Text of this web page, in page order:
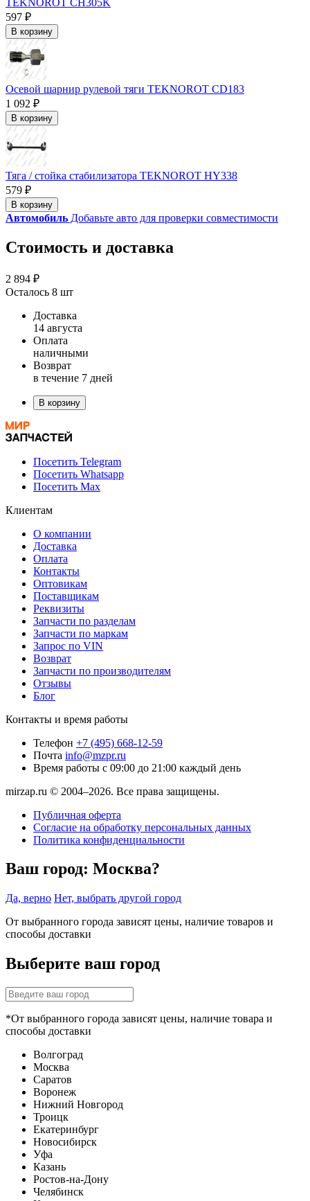
597 ₽
В корзину
Осевой шарнир рулевой тяги TEKNOROT CD183
1 092 ₽
В корзину
Тяга / стойка стабилизатора TEKNOROT HY338
579 ₽
В корзину
Автомобиль Добавьте авто для проверки совместимости
Стоимость и доставка
2 894 ₽
Осталось 8 шт
Доставка
14 августа
Оплата
наличными
Возврат
в течение 7 дней
В корзину
Посетить Telegram
Посетить Whatsapp
Посетить Max
Клиентам
О компании
Доставка
Оплата
Контакты
Оптовикам
Поставщикам
Реквизиты
Запчасти по разделам
Запчасти по маркам
Запрос по VIN
Возврат
Запчасти по производителям
Отзывы
Блог
Контакты и время работы
Телефон +7 (495) 668-12-59
Почта info@mzpr.ru
Время работы с 09:00 до 21:00 каждый день
mirzap.ru © 2004–2026. Все права защищены.
Публичная оферта
Согласие на обработку персональных данных
Политика конфиденциальности
Ваш город: Москва?
Да, верно Нет, выбрать другой город
От выбранного города зависят цены, наличие товаров и
способы доставки
Выберите ваш город
*От выбранного города зависят цены, наличие товара и
способы доставки
Волгоград
Москва
Саратов
Воронеж
Нижний Новгород
Троицк
Екатеринбург
Новосибирск
Уфа
Казань
Ростов-на-Дону
Челябинск